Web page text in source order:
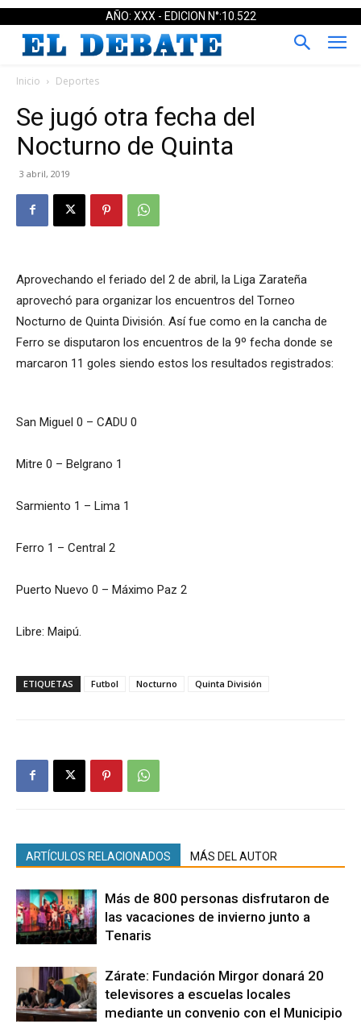
AÑO: XXX - EDICION N°:10.522
Inicio Deportes
Se jugó otra fecha del
Nocturno de Quinta
3 abril, 2019
Aprovechando el feriado del 2 de abril, la Liga Zarateña
aprovechó para organizar los encuentros del Torneo
Nocturno de Quinta División. Así fue como en la cancha de
Ferro se disputaron los encuentros de la 9º fecha donde se
marcaron 11 goles siendo estos los resultados registrados:
San Miguel 0 – CADU 0
Mitre 0 – Belgrano 1
Sarmiento 1 – Lima 1
Ferro 1 – Central 2
Puerto Nuevo 0 – Máximo Paz 2
Libre: Maipú.
ETIQUETAS Futbol Nocturno Quinta División
ARTÍCULOS RELACIONADOS MÁS DEL AUTOR
Más de 800 personas disfrutaron de
las vacaciones de invierno junto a
Tenaris
Zárate: Fundación Mirgor donará 20
televisores a escuelas locales
mediante un convenio con el Municipio